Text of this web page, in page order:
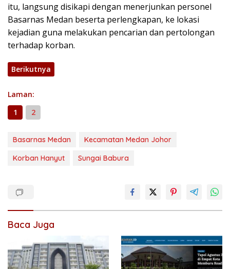
itu, langsung disikapi dengan menerjunkan personel
Basarnas Medan beserta perlengkapan, ke lokasi
kejadian guna melakukan pencarian dan pertolongan
terhadap korban.
Berikutnya
Laman:
1
2
Basarnas Medan
Kecamatan Medan Johor
Korban Hanyut
Sungai Babura
Baca Juga